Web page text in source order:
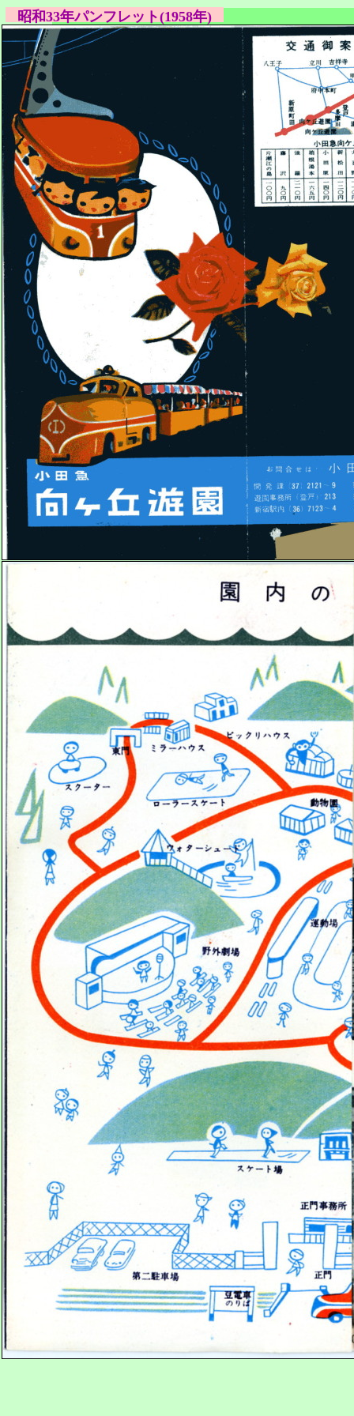
このページは、2019年3月に保存されたアーカイ
昭和33年パンフレット(1958年)
このページは、2019年3月に保存されたアーカイ